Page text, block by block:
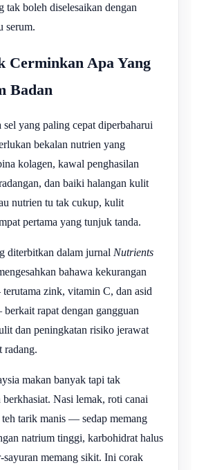
tak boleh diselesaikan dengan
serum.
Cerminkan Apa Yang
Badan
sel yang paling cepat diperbaharui
bekalan nutrien yang
kolagen, kawal penghasilan
dan baiki halangan kulit
nutrien tu tak cukup, kulit
pertama yang tunjuk tanda.
diterbitkan dalam jurnal Nutrients
bahawa kekurangan
zink, vitamin C, dan asid
rapat dengan gangguan
dan peningkatan risiko jerawat
radang.
makan banyak tapi tak
berkhasiat. Nasi lemak, roti canai
tarik manis — sedap memang
natrium tinggi, karbohidrat halus
sayuran memang sikit. Ini corak